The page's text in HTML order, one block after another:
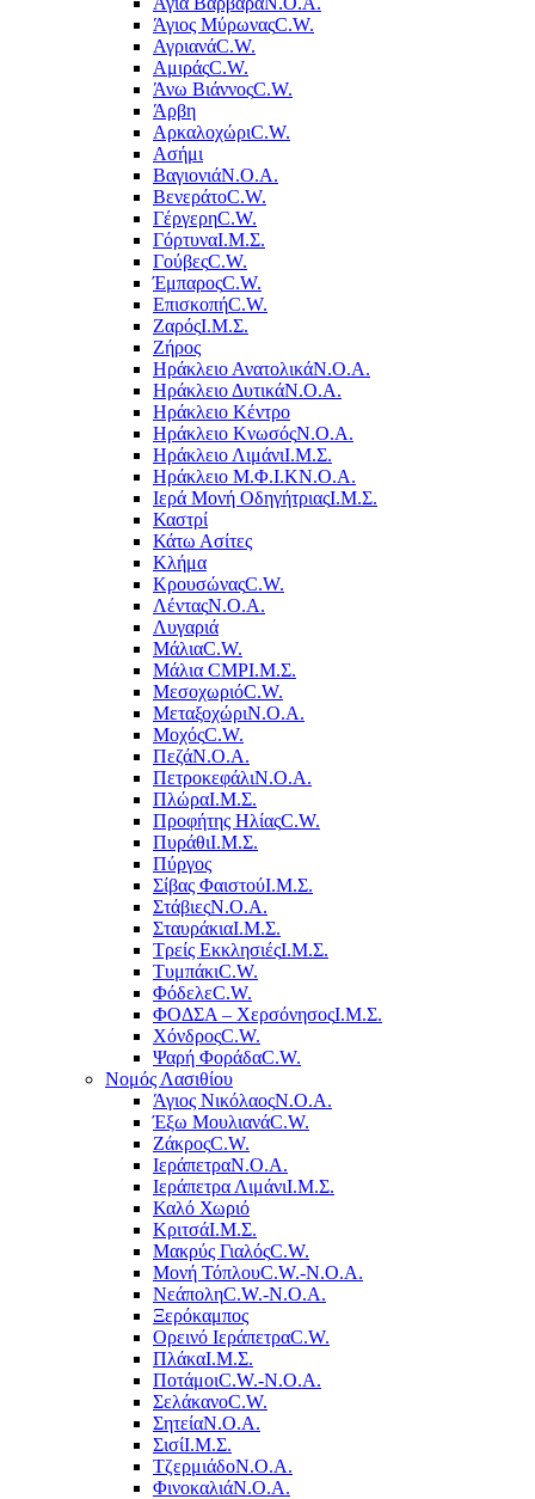
Άγιος ΜύρωναςC.W.
ΑγριανάC.W.
ΑμιράςC.W.
Άνω ΒιάννοςC.W.
Άρβη
ΑρκαλοχώριC.W.
Ασήμι
ΒαγιονιάΝ.Ο.Α.
ΒενεράτοC.W.
ΓέργερηC.W.
ΓόρτυναΙ.Μ.Σ.
ΓούβεςC.W.
ΈμπαροςC.W.
ΕπισκοπήC.W.
ΖαρόςΙ.Μ.Σ.
Ζήρος
Ηράκλειο ΑνατολικάΝ.Ο.Α.
Ηράκλειο ΔυτικάΝ.Ο.Α.
Ηράκλειο Κέντρο
Ηράκλειο ΚνωσόςΝ.Ο.Α.
Ηράκλειο ΛιμάνιΙ.Μ.Σ.
Ηράκλειο Μ.Φ.Ι.ΚΝ.Ο.Α.
Ιερά Μονή ΟδηγήτριαςΙ.Μ.Σ.
Καστρί
Κάτω Ασίτες
Κλήμα
ΚρουσώναςC.W.
ΛένταςΝ.Ο.Α.
Λυγαριά
ΜάλιαC.W.
Μάλια CMPΙ.Μ.Σ.
ΜεσοχωριόC.W.
ΜεταξοχώριΝ.Ο.Α.
ΜοχόςC.W.
ΠεζάΝ.Ο.Α.
ΠετροκεφάλιΝ.Ο.Α.
ΠλώραΙ.Μ.Σ.
Προφήτης ΗλίαςC.W.
ΠυράθιΙ.Μ.Σ.
Πύργος
Σίβας ΦαιστούΙ.Μ.Σ.
ΣτάβιεςΝ.Ο.Α.
ΣταυράκιαΙ.Μ.Σ.
Τρείς ΕκκλησιέςΙ.Μ.Σ.
ΤυμπάκιC.W.
ΦόδελεC.W.
ΦΟΔΣΑ – ΧερσόνησοςΙ.Μ.Σ.
ΧόνδροςC.W.
Ψαρή ΦοράδαC.W.
Νομός Λασιθίου
Άγιος ΝικόλαοςΝ.Ο.Α.
Έξω ΜουλιανάC.W.
ΖάκροςC.W.
ΙεράπετραΝ.Ο.Α.
Ιεράπετρα ΛιμάνιΙ.Μ.Σ.
Καλό Χωριό
ΚριτσάΙ.Μ.Σ.
Μακρύς ΓιαλόςC.W.
Μονή ΤόπλουC.W.-Ν.Ο.Α.
ΝεάποληC.W.-Ν.Ο.Α.
Ξερόκαμπος
Ορεινό ΙεράπετραC.W.
ΠλάκαΙ.Μ.Σ.
ΠοτάμοιC.W.-Ν.Ο.Α.
ΣελάκανοC.W.
ΣητείαΝ.Ο.Α.
ΣισίΙ.Μ.Σ.
ΤζερμιάδοΝ.Ο.Α.
ΦινοκαλιάΝ.Ο.Α.